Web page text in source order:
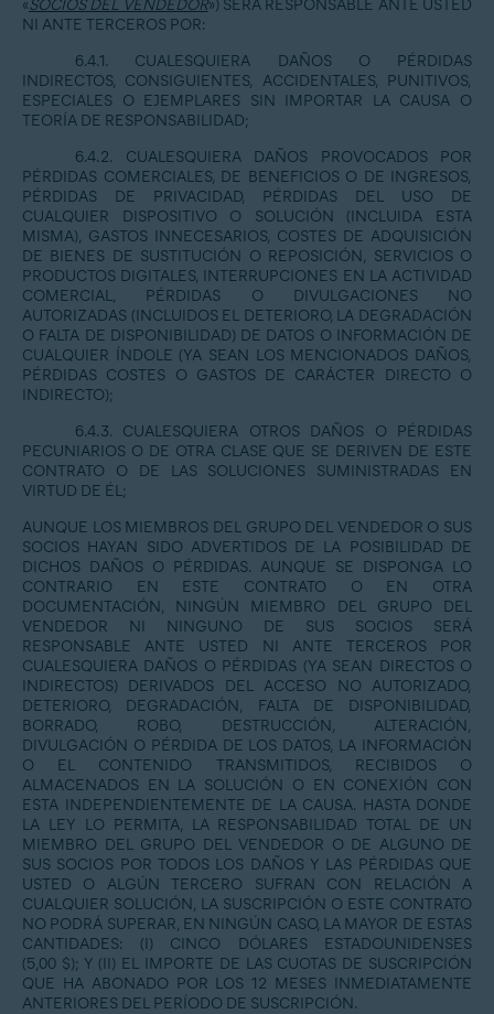
«SOCIOS DEL VENDEDOR») SERÁ RESPONSABLE ANTE USTED
NI ANTE TERCEROS POR:
6.4.1. CUALESQUIERA DAÑOS O PÉRDIDAS
INDIRECTOS, CONSIGUIENTES, ACCIDENTALES, PUNITIVOS,
ESPECIALES O EJEMPLARES SIN IMPORTAR LA CAUSA O
TEORÍA DE RESPONSABILIDAD;
6.4.2. CUALESQUIERA DAÑOS PROVOCADOS POR
PÉRDIDAS COMERCIALES, DE BENEFICIOS O DE INGRESOS,
PÉRDIDAS DE PRIVACIDAD, PÉRDIDAS DEL USO DE
CUALQUIER DISPOSITIVO O SOLUCIÓN (INCLUIDA ESTA
MISMA), GASTOS INNECESARIOS, COSTES DE ADQUISICIÓN
DE BIENES DE SUSTITUCIÓN O REPOSICIÓN, SERVICIOS O
PRODUCTOS DIGITALES, INTERRUPCIONES EN LA ACTIVIDAD
COMERCIAL, PÉRDIDAS O DIVULGACIONES NO
AUTORIZADAS (INCLUIDOS EL DETERIORO, LA DEGRADACIÓN
O FALTA DE DISPONIBILIDAD) DE DATOS O INFORMACIÓN DE
CUALQUIER ÍNDOLE (YA SEAN LOS MENCIONADOS DAÑOS,
PÉRDIDAS COSTES O GASTOS DE CARÁCTER DIRECTO O
INDIRECTO);
6.4.3. CUALESQUIERA OTROS DAÑOS O PÉRDIDAS
PECUNIARIOS O DE OTRA CLASE QUE SE DERIVEN DE ESTE
CONTRATO O DE LAS SOLUCIONES SUMINISTRADAS EN
VIRTUD DE ÉL;
AUNQUE LOS MIEMBROS DEL GRUPO DEL VENDEDOR O SUS
SOCIOS HAYAN SIDO ADVERTIDOS DE LA POSIBILIDAD DE
DICHOS DAÑOS O PÉRDIDAS. AUNQUE SE DISPONGA LO
CONTRARIO EN ESTE CONTRATO O EN OTRA
DOCUMENTACIÓN, NINGÚN MIEMBRO DEL GRUPO DEL
VENDEDOR NI NINGUNO DE SUS SOCIOS SERÁ
RESPONSABLE ANTE USTED NI ANTE TERCEROS POR
CUALESQUIERA DAÑOS O PÉRDIDAS (YA SEAN DIRECTOS O
INDIRECTOS) DERIVADOS DEL ACCESO NO AUTORIZADO,
DETERIORO, DEGRADACIÓN, FALTA DE DISPONIBILIDAD,
BORRADO, ROBO, DESTRUCCIÓN, ALTERACIÓN,
DIVULGACIÓN O PÉRDIDA DE LOS DATOS, LA INFORMACIÓN
O EL CONTENIDO TRANSMITIDOS, RECIBIDOS O
ALMACENADOS EN LA SOLUCIÓN O EN CONEXIÓN CON
ESTA INDEPENDIENTEMENTE DE LA CAUSA. HASTA DONDE
LA LEY LO PERMITA, LA RESPONSABILIDAD TOTAL DE UN
MIEMBRO DEL GRUPO DEL VENDEDOR O DE ALGUNO DE
SUS SOCIOS POR TODOS LOS DAÑOS Y LAS PÉRDIDAS QUE
USTED O ALGÚN TERCERO SUFRAN CON RELACIÓN A
CUALQUIER SOLUCIÓN, LA SUSCRIPCIÓN O ESTE CONTRATO
NO PODRÁ SUPERAR, EN NINGÚN CASO, LA MAYOR DE ESTAS
CANTIDADES: (I) CINCO DÓLARES ESTADOUNIDENSES
(5,00 $); Y (II) EL IMPORTE DE LAS CUOTAS DE SUSCRIPCIÓN
QUE HA ABONADO POR LOS 12 MESES INMEDIATAMENTE
ANTERIORES DEL PERÍODO DE SUSCRIPCIÓN.